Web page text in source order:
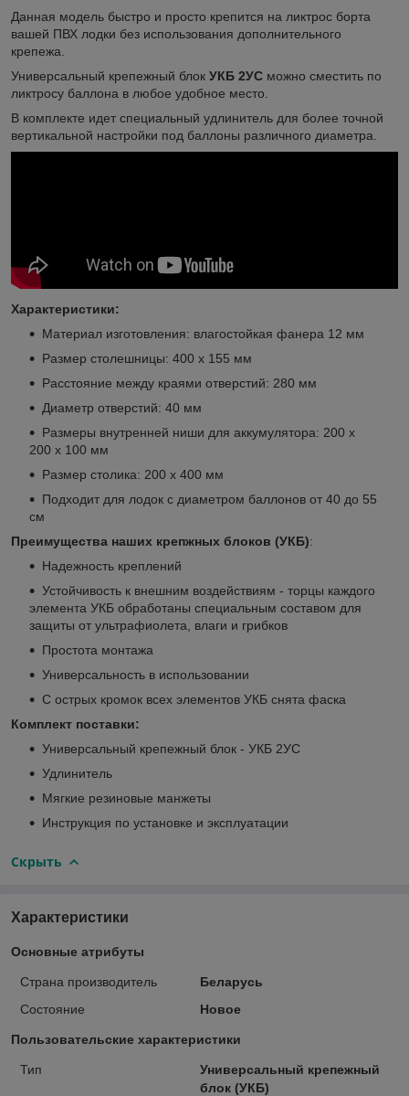
Данная модель быстро и просто крепится на ликтрос борта
вашей ПВХ лодки без использования дополнительного
крепежа.
Универсальный крепежный блок УКБ 2УС можно сместить по
ликтросу баллона в любое удобное место.
В комплекте идет специальный удлинитель для более точной
вертикальной настройки под баллоны различного диаметра.
Характеристики:
Материал изготовления: влагостойкая фанера 12 мм
Размер столешницы: 400 х 155 мм
Расстояние между краями отверстий: 280 мм
Диаметр отверстий: 40 мм
Размеры внутренней ниши для аккумулятора: 200 х
200 х 100 мм
Размер столика: 200 х 400 мм
Подходит для лодок с диаметром баллонов от 40 до 55
см
Преимущества наших крепжных блоков (УКБ):
Надежность креплений
Устойчивость к внешним воздействиям - торцы каждого
элемента УКБ обработаны специальным составом для
защиты от ультрафиолета, влаги и грибков
Простота монтажа
Универсальность в использовании
С острых кромок всех элементов УКБ снята фаска
Комплект поставки:
Универсальный крепежный блок - УКБ 2УС
Удлинитель
Мягкие резиновые манжеты
Инструкция по установке и эксплуатации
Скрыть
Характеристики
Основные атрибуты
Страна производитель
Беларусь
Состояние
Новое
Пользовательские характеристики
Тип
Универсальный крепежный
блок (УКБ)